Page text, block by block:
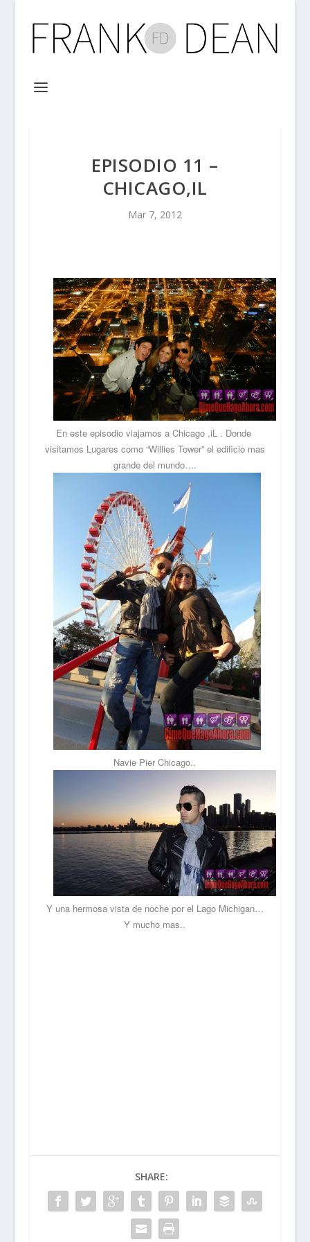
EPISODIO 11 –
CHICAGO,IL
Mar 7, 2012
En este episodio viajamos a Chicago ,iL . Donde
visitamos Lugares como “Willies Tower” el edificio mas
grande del mundo….
Navie Pier Chicago..
Y una hermosa vista de noche por el Lago Michigan…
Y mucho mas..
SHARE: